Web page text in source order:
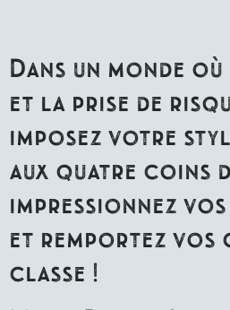
Dans un monde
et la prise de
imposez votre
aux quatre coins
impressionnez
et remportez vos
classe !